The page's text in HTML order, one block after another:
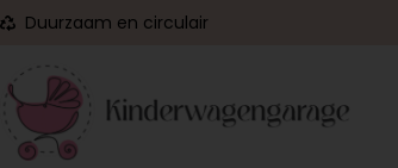
Duurzaam en circulair